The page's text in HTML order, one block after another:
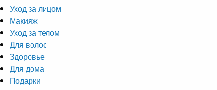
Уход за лицом
Макияж
Уход за телом
Для волос
Здоровье
Для дома
Подарки